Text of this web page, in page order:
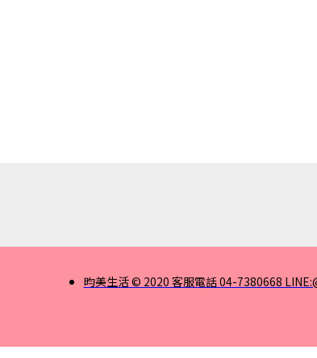
昀美生活 © 2020 客服電話 04-7380668